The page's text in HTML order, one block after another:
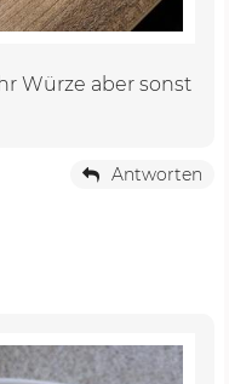
Würze aber sonst
Antworten